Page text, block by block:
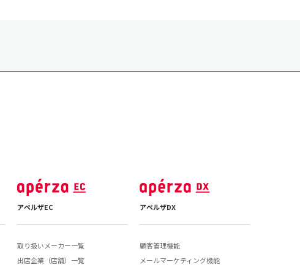
アペルザEC
取り扱いメーカー一覧
出店企業（店舗）一覧
アペルザDX
顧客管理機能
メールマーケティング機能